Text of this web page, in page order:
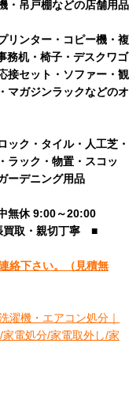
・吊戸棚などの店舗用品
リンター・コピー機・複
務机・椅子・デスクワゴ
接セット・ソファー・観
マガジンラックなどのオ
ック・タイル・人工芝・
ラック・物置・スコッ
ーデニング用品
無休 9:00～20:00
取・親切丁寧 ■
絡下さい。
（見積無
濯機・エアコン処分｜
電処分/家電取外し/家